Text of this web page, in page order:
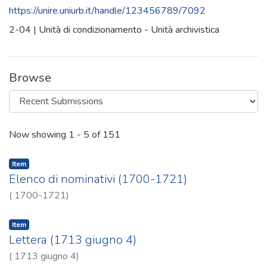
https://unire.uniurb.it/handle/123456789/7092
2-04 | Unità di condizionamento - Unità archivistica
Browse
Recent Submissions
Now showing 1 - 5 of 151
Item
Elenco di nominativi (1700-1721)
( 1700-1721)
Item
Lettera (1713 giugno 4)
( 1713 giugno 4)